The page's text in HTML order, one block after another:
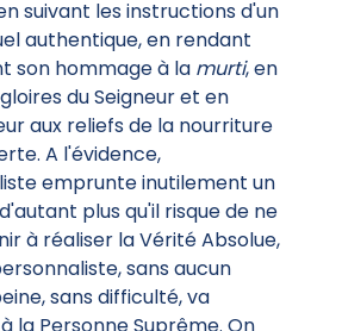
suivant les instructions d'un
authentique, en rendant
son hommage à la murti, en
du Seigneur et en
aux reliefs de la nourriture
A l'évidence,
emprunte inutilement un
plus qu'il risque de ne
à réaliser la Vérité Absolue,
sans aucun
sans difficulté, va
la Personne Suprême. On